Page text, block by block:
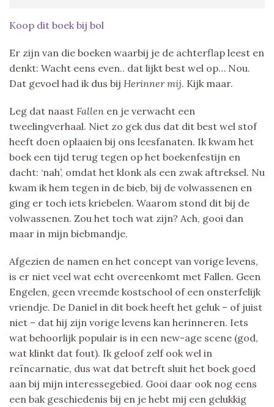
Koop dit boek bij bol
Er zijn van die boeken waarbij je de achterflap leest en
denkt: Wacht eens even.. dat lijkt best wel op… Nou.
Dat gevoel had ik dus bij Herinner mij. Kijk maar.
Leg dat naast Fallen en je verwacht een
tweelingverhaal. Niet zo gek dus dat dit best wel stof
heeft doen oplaaien bij ons leesfanaten. Ik kwam het
boek een tijd terug tegen op het boekenfestijn en
dacht: ‘nah’, omdat het klonk als een zwak aftreksel. Nu
kwam ik hem tegen in de bieb, bij de volwassenen en
ging er toch iets kriebelen. Waarom stond dit bij de
volwassenen. Zou het toch wat zijn? Ach, gooi dan
maar in mijn biebmandje.
Afgezien de namen en het concept van vorige levens,
is er niet veel wat echt overeenkomt met Fallen. Geen
Engelen, geen vreemde kostschool of een onsterfelijk
vriendje. De Daniel in dit boek heeft het geluk – of juist
niet – dat hij zijn vorige levens kan herinneren. Iets
wat behoorlijk populair is in een new-age scene (god,
wat klinkt dat fout). Ik geloof zelf ook wel in
reïncarnatie, dus wat dat betreft sluit het boek goed
aan bij mijn interessegebied. Gooi daar ook nog eens
een bak geschiedenis bij en je hebt mij een gelukkig